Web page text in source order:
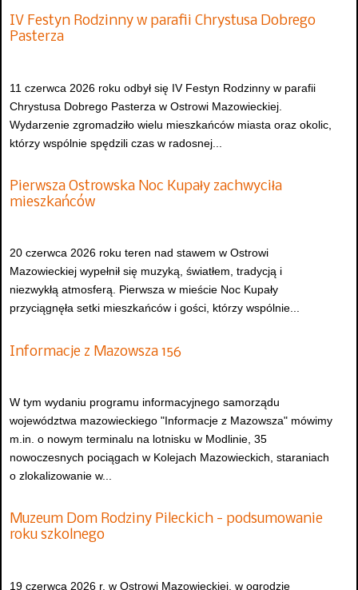
IV Festyn Rodzinny w parafii Chrystusa Dobrego
Pasterza
11 czerwca 2026 roku odbył się IV Festyn Rodzinny w parafii
Chrystusa Dobrego Pasterza w Ostrowi Mazowieckiej.
Wydarzenie zgromadziło wielu mieszkańców miasta oraz okolic,
którzy wspólnie spędzili czas w radosnej...
Pierwsza Ostrowska Noc Kupały zachwyciła
mieszkańców
20 czerwca 2026 roku teren nad stawem w Ostrowi
Mazowieckiej wypełnił się muzyką, światłem, tradycją i
niezwykłą atmosferą. Pierwsza w mieście Noc Kupały
przyciągnęła setki mieszkańców i gości, którzy wspólnie...
Informacje z Mazowsza 156
W tym wydaniu programu informacyjnego samorządu
województwa mazowieckiego "Informacje z Mazowsza" mówimy
m.in. o nowym terminalu na lotnisku w Modlinie, 35
nowoczesnych pociągach w Kolejach Mazowieckich, staraniach
o zlokalizowanie w...
Muzeum Dom Rodziny Pileckich - podsumowanie
roku szkolnego
19 czerwca 2026 r. w Ostrowi Mazowieckiej, w ogrodzie